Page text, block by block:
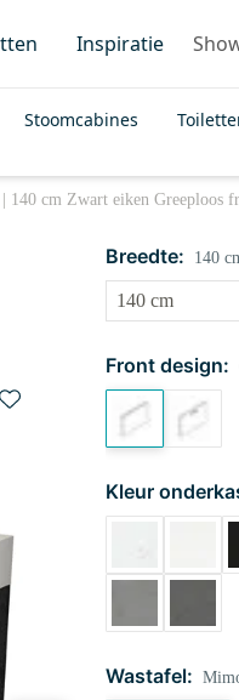
Inspiratie
Stoomcabines
140 cm Zwart eiken Greeploos
Breedte: 140
Front design:
Kleur
Wastafel: